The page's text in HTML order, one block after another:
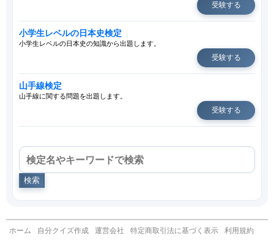
受験する
小学生レベルの日本史検定
小学生レベルの日本史の知識から出題します。
受験する
山手線検定
山手線に関する問題を出題します。
受験する
検索
ホーム 自分クイズ作成 運営会社 特定商取引法に基づく表示 利用規約